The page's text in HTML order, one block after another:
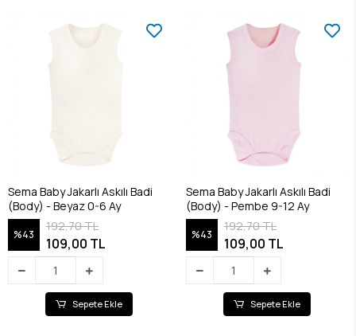
Sema Baby Jakarlı Askılı Badi
(Body) - Beyaz 0-6 Ay
%43
192,70 TL
109,00 TL
Sepete Ekle
Sema Baby Jakarlı Askılı Badi
(Body) - Pembe 9-12 Ay
%43
192,70 TL
109,00 TL
Sepete Ekle